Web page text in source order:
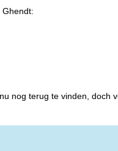
nog terug te vinden, doch